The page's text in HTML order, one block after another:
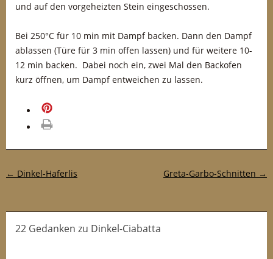
und auf den vorgeheizten Stein eingeschossen.
Bei 250°C für 10 min mit Dampf backen. Dann den Dampf
ablassen (Türe für 3 min offen lassen) und für weitere 10-
12 min backen. Dabei noch ein, zwei Mal den Backofen
kurz öffnen, um Dampf entweichen zu lassen.
Post-Navigation
← Dinkel-Haferlis Greta-Garbo-Schnitten →
22 Gedanken zu Dinkel-Ciabatta